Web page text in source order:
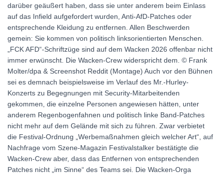
darüber geäußert haben, dass sie unter anderem beim Einlass
auf das Infield aufgefordert wurden, Anti-AfD-Patches oder
entsprechende Kleidung zu entfernen. Allen Beschwerden
gemein: Sie kommen von politisch linksorientierten Menschen.
„FCK AFD“-Schriftzüge sind auf dem Wacken 2026 offenbar nicht
immer erwünscht. Die Wacken-Crew widerspricht dem. © Frank
Molter/dpa & Screenshot Reddit (Montage) Auch vor den Bühnen
sei es demnach beispielsweise im Verlauf des Mr.-Hurley-
Konzerts zu Begegnungen mit Security-Mitarbeitenden
gekommen, die einzelne Personen angewiesen hätten, unter
anderem Regenbogenfahnen und politisch linke Band-Patches
nicht mehr auf dem Gelände mit sich zu führen. Zwar verbietet
die Festival-Ordnung „Werbemaßnahmen gleich welcher Art“, auf
Nachfrage vom Szene-Magazin Festivalstalker bestätigte die
Wacken-Crew aber, dass das Entfernen von entsprechenden
Patches nicht „im Sinne“ des Teams sei. Die Wacken-Orga